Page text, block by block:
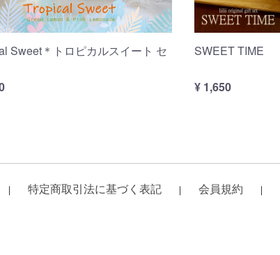
Sweet＊トロピカルスイート セ
SWEET TIME
¥ 1,650
｜ 特定商取引法に基づく表記 ｜ 会員規約 ｜